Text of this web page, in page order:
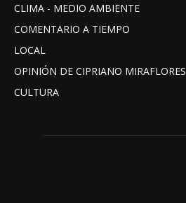
CLIMA - MEDIO AMBIENTE
COMENTARIO A TIEMPO
LOCAL
OPINIÓN DE CIPRIANO MIRAFLORES
CULTURA